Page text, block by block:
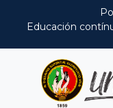
Educación